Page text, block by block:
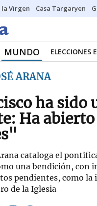
la Virgen Casa Targaryen
MUNDO ELECCIONES
ARANA
ha sido
Ha abierto
cataloga el
una bendición, con
pendientes, como la
de la Iglesia